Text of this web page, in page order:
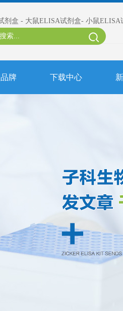
剂盒 - 大鼠ELISA试剂盒- 小鼠ELISA
牌 下载中心